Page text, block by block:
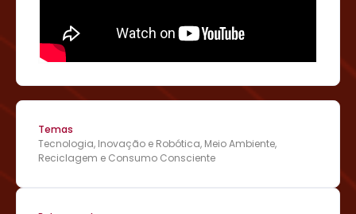
Temas
Tecnologia, Inovação e Robótica, Meio Ambiente,
Reciclagem e Consumo Consciente